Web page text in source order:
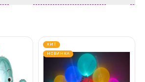
ХИТ
НОВИНКА